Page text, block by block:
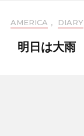
AMERICA , DIARY
明日は大雨